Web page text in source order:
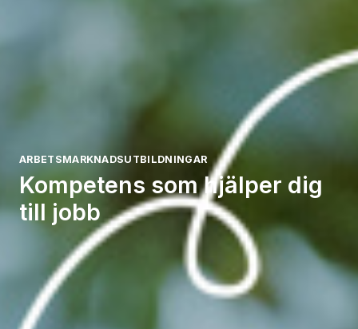
ARBETSMARKNADSUTBILDNINGAR
Kompetens som hjälper dig
till jobb